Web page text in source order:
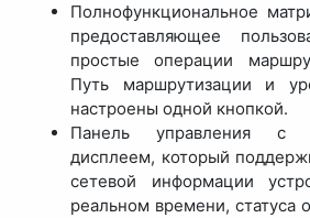
Полнофункциональное
предоставляющее
простые операции
Путь маршрутизации и
настроены одной кнопкой.
Панель управления с
дисплеем, который
сетевой информации
реальном времени, статуса